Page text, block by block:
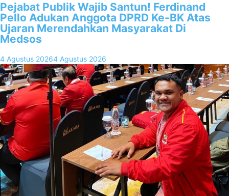
Pejabat Publik Wajib Santun! Ferdinand
Pello Adukan Anggota DPRD Ke-BK Atas
Ujaran Merendahkan Masyarakat Di
Medsos
4 Agustus 20264 Agustus 2026